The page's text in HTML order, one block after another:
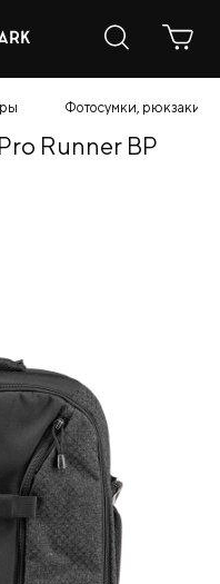
Фотосумки, рюкзаки,
Runner BP